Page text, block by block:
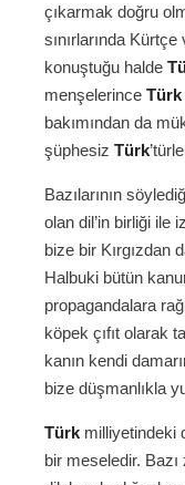
çıkarmak doğru
sınırlarında
konuştuğu halde
menşelerince Türk
bakımından da
şüphesiz Türk
Bazılarının
olan dil’in birliği ile
bize bir Kırgızdan
Halbuki bütün
propagandalara
köpek çıfıt olarak
kanın kendi
bize düşmanlıkla
Türk milliyetindeki
bir meseledir. Bazı